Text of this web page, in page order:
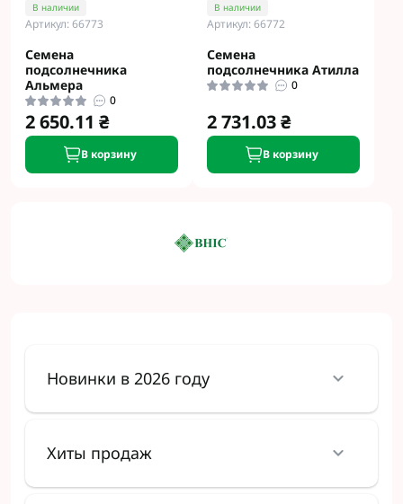
В наличии
Артикул: 66773
Семена
подсолнечника
Альмера
0
2 650.11 ₴
В корзину
В наличии
Артикул: 66772
Семена
подсолнечника Атилла
0
2 731.03 ₴
В корзину
Новинки в 2026 году
Хиты продаж